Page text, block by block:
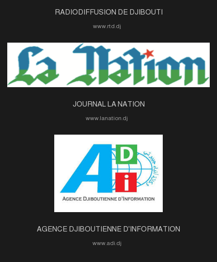
RADIODIFFUSION DE DJIBOUTI
JOURNAL LA NATION
AGENCE DJIBOUTIENNE D'INFORMATION